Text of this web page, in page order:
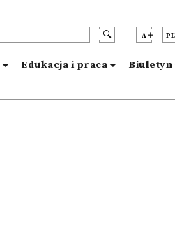
A PL
Edukacja i praca Biuletyn